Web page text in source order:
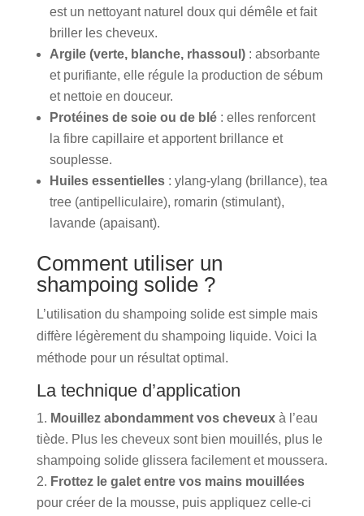
est un nettoyant naturel doux qui démêle et fait
briller les cheveux.
Argile (verte, blanche, rhassoul): absorbante
et purifiante, elle régule la production de sébum
et nettoie en douceur.
Protéines de soie ou de blé: elles renforcent
la fibre capillaire et apportent brillance et
souplesse.
Huiles essentielles: ylang-ylang (brillance), tea
tree (antipelliculaire), romarin (stimulant),
lavande (apaisant).
Comment utiliser un
shampoing solide ?
L’utilisation du shampoing solide est simple mais
diffère légèrement du shampoing liquide. Voici la
méthode pour un résultat optimal.
La technique d’application
Mouillez abondamment vos cheveuxà l’eau
tiède. Plus les cheveux sont bien mouillés, plus le
shampoing solide glissera facilement et moussera.
Frottez le galet entre vos mains mouillées
pour créer de la mousse, puis appliquez celle-ci